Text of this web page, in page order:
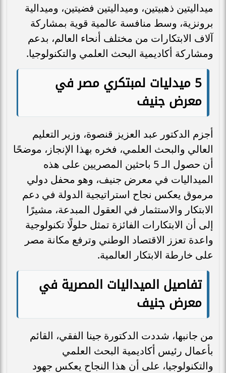
ميداليتين ذهبيتين، وميداليتين فضيتين، وميدالية
برونزية، وسط منافسة عالمية قوية بمشاركة
آلاف الابتكارات من مختلف أنحاء العالم، بدعم
ومشاركة أكاديمية البحث العلمي والتكنولوجيا.
5 ميدليات لمبتكري مصر في
معرض جنيف
أجزم الدكتور عبد العزيز قنصوة، وزير التعليم
العالي والبحث العلمي، فخره بهذا الإنجاز، موضحًا
أن حصول الـ 5 باحثين المصريين على هذه
الميداليات في معرض جنيف، وهو محفل دولي
مرموق يعكس نجاح استراتيجية الدولة في دعم
الابتكار والاستثمار في العقول المبدعة، مشيرًا
إلى أن الابتكارات الفائزة تمثل حلولًا تكنولوجية
واعدة تعزز الاقتصاد الوطني وترفع مكانة مصر
على خارطة الابتكار العالمية.
تفاصيل الميداليات المصرية في
معرض جنيف
من جانبها، شددت الدكتورة جينا الفقي، القائم
بأعمال رئيس أكاديمية البحث العلمي
والتكنولوجيا، على أن هذا النجاح يعكس جهود